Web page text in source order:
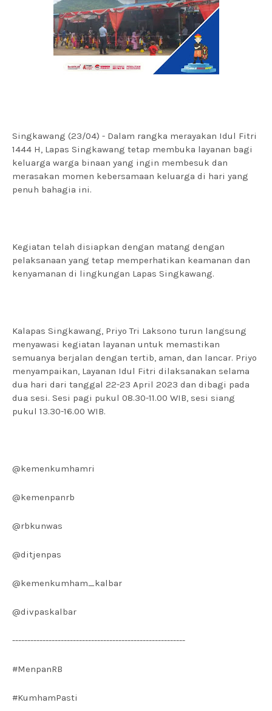
Singkawang (23/04) - Dalam rangka merayakan Idul Fitri
1444 H, Lapas Singkawang tetap membuka layanan bagi
keluarga warga binaan yang ingin membesuk dan
merasakan momen kebersamaan keluarga di hari yang
penuh bahagia ini.
Kegiatan telah disiapkan dengan matang dengan
pelaksanaan yang tetap memperhatikan keamanan dan
kenyamanan di lingkungan Lapas Singkawang.
Kalapas Singkawang, Priyo Tri Laksono turun langsung
menyawasi kegiatan layanan untuk memastikan
semuanya berjalan dengan tertib, aman, dan lancar. Priyo
menyampaikan, Layanan Idul Fitri dilaksanakan selama
dua hari dari tanggal 22-23 April 2023 dan dibagi pada
dua sesi. Sesi pagi pukul 08.30-11.00 WIB, sesi siang
pukul 13.30-16.00 WIB.
@kemenkumhamri
@kemenpanrb
@rbkunwas
@ditjenpas
@kemenkumham_kalbar
@divpaskalbar
---------------------------------------------------------
#MenpanRB
#KumhamPasti